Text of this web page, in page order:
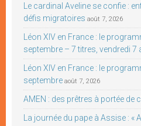
Le cardinal Aveline se confie :
défis migratoires août 7, 2026
Léon XIV en France : le
septembre – 7 titres, vendredi 7
Léon XIV en France : le
septembre août 7, 2026
AMEN : des prêtres à portée de
La journée du pape à Assise : «